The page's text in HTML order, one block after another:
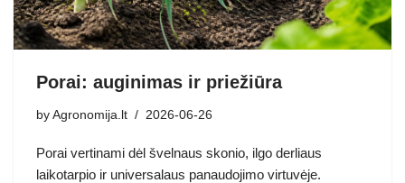
Porai: auginimas ir priežiūra
by Agronomija.lt 2026-06-26
Porai vertinami dėl švelnaus skonio, ilgo derliaus
laikotarpio ir universalaus panaudojimo virtuvėje.